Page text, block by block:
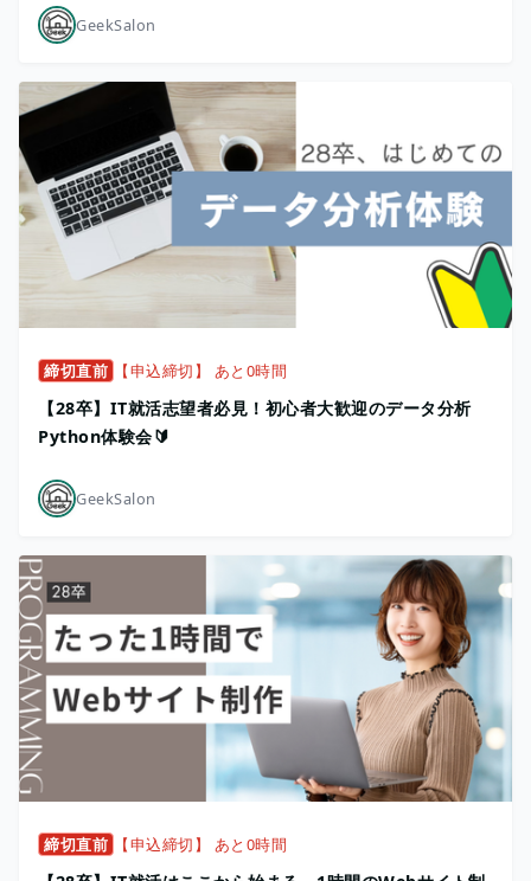
GeekSalon
締切直前 【申込締切】 あと0時間
【28卒】IT就活志望者必見！初心者大歓迎のデータ分析
Python体験会🔰
GeekSalon
締切直前 【申込締切】 あと0時間